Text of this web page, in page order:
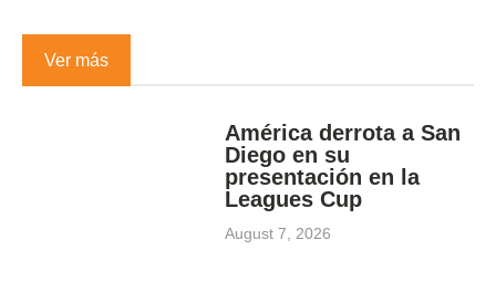
Ver más
América derrota a San
Diego en su
presentación en la
Leagues Cup
August 7, 2026